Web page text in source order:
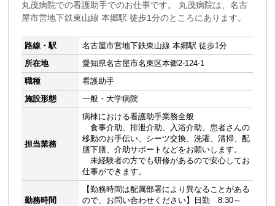
丸茂病院での看護助手でのお仕事です。 丸茂病院は、名古
屋市営地下鉄東山線 本郷駅 徒歩1分のところにあります。
路線・駅
名古屋市営地下鉄東山線 本郷駅 徒歩1分
所在地
愛知県名古屋市名東区本郷2-124-1
職種
看護助手
施設形態
一般・大学病院
担当業務
病棟における看護助手業務全般
食事介助、排泄介助、入浴介助、患者さんの
移動のお手伝い、シーツ交換、洗濯、清掃、配
膳下膳、介助サポートなどをお願いします。
未経験者の方でも研修があるので安心してお
仕事ができます。
勤務時間
【勤務時間は配属部署により異なることがある
ので、お問い合わせください】日勤 8:30～